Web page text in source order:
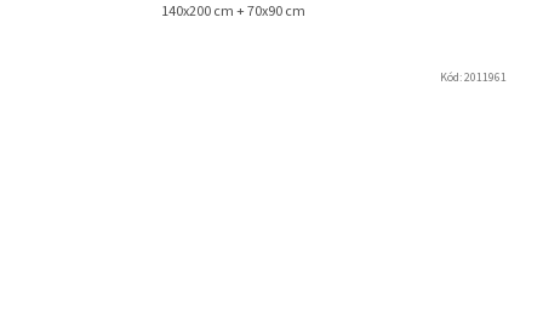
140x200 cm + 70x90 cm
Kód:2011961